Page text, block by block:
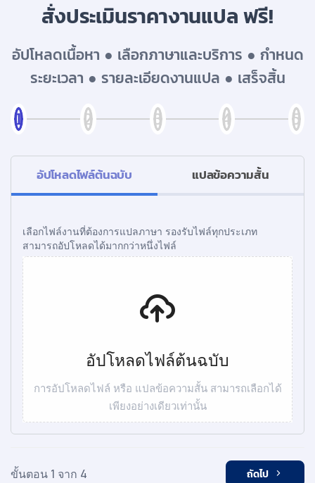
สั่งประเมินราคางานแปล ฟรี!
อัปโหลดเนื้อหา ● เลือกภาษาและบริการ ● กำหนด
ระยะเวลา ● รายละเอียดงานแปล ● เสร็จสิ้น
อัปโหลดไฟล์ต้นฉบับ แปลข้อความสั้น
เลือกไฟล์งานที่ต้องการแปลภาษา รองรับไฟล์ทุกประเภท
สามารถอัปโหลดได้มากกว่าหนึ่งไฟล์
อัปโหลดไฟล์ต้นฉบับ
การอัปโหลดไฟล์ หรือ แปลข้อความสั้น สามารถเลือกได้
เพียงอย่างเดียวเท่านั้น
ขั้นตอน 1 จาก 4 ถัดไป